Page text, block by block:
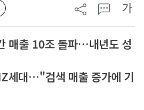
가
매출 10조 돌파…내년도 성
세대…"검색 매출 증가에 기